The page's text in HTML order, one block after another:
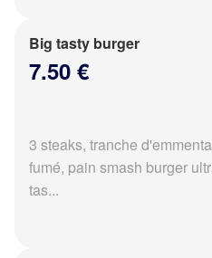
Big tasty burger
7.50 €
3 steaks, tranche
fumé, pain smash burger
tas...